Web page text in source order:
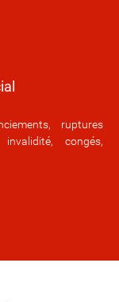
ruptures
congés,